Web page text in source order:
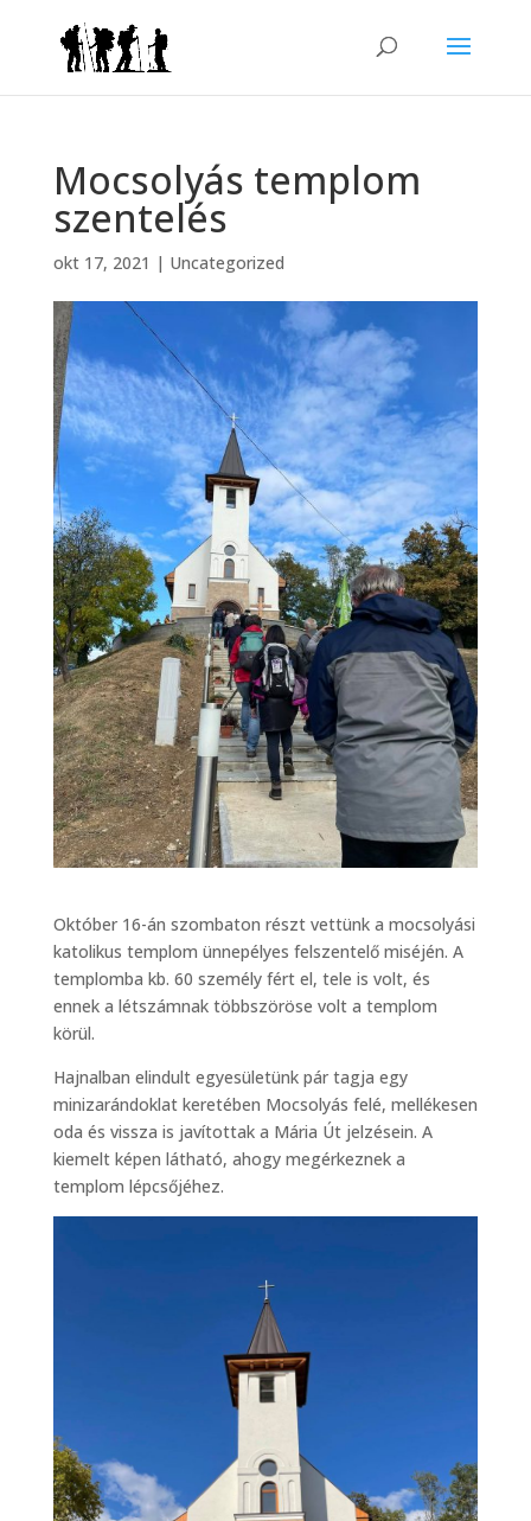
Mocsolyás templom
szentelés
okt 17, 2021 | Uncategorized
Október 16-án szombaton részt vettünk a mocsolyási
katolikus templom ünnepélyes felszentelő miséjén. A
templomba kb. 60 személy fért el, tele is volt, és
ennek a létszámnak többszöröse volt a templom
körül.
Hajnalban elindult egyesületünk pár tagja egy
minizarándoklat keretében Mocsolyás felé, mellékesen
oda és vissza is javítottak a Mária Út jelzésein. A
kiemelt képen látható, ahogy megérkeznek a
templom lépcsőjéhez.